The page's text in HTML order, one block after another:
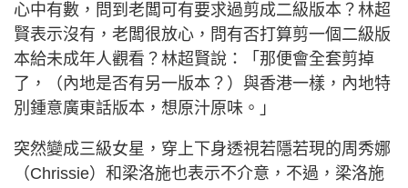
心中有數，問到老闆可有要求過剪成二級版本？林超
賢表示沒有，老闆很放心，問有否打算剪一個二級版
本給未成年人觀看？林超賢說：「那便會全套剪掉
了，（內地是否有另一版本？）與香港一樣，內地特
別鍾意廣東話版本，想原汁原味。」
突然變成三級女星，穿上下身透視若隱若現的周秀娜
（Chrissie）和梁洛施也表示不介意，不過，梁洛施